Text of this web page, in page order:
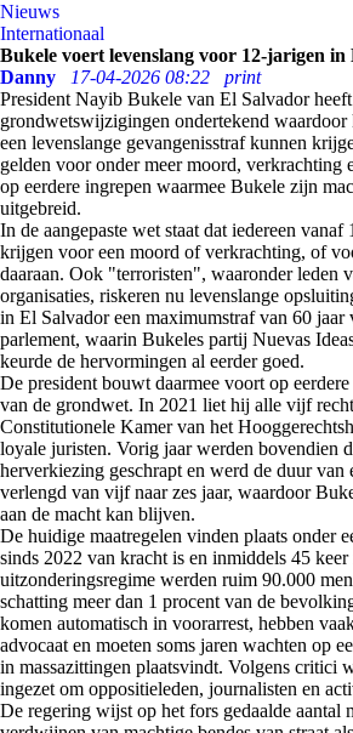
Nieuws
Internationaal
Bukele voert levenslang voor 12-jarigen in
Danny
17-04-2026 08:22
print
President Nayib Bukele van El Salvador heeft
grondwetswijzigingen ondertekend
een levenslange gevangenisstraf kunnen
gelden voor onder meer moord, verkrachting
op eerdere ingrepen waarmee Bukele zijn
uitgebreid.
In de aangepaste wet staat dat iedereen vanaf
krijgen voor een moord of verkrachting, of
daaraan. Ook "terroristen", waaronder leden
organisaties, riskeren nu levenslange
in El Salvador een maximumstraf van 60 jaar
parlement, waarin Bukeles partij Nuevas
keurde de hervormingen al eerder goed.
De president bouwt daarmee voort op
van de grondwet. In 2021 liet hij alle vijf
Constitutionele Kamer van het
loyale juristen. Vorig jaar werden bovendien
herverkiezing geschrapt en werd de duur van
verlengd van vijf naar zes jaar, waardoor
aan de macht kan blijven.
De huidige maatregelen vinden plaats onder
sinds 2022 van kracht is en inmiddels 45
uitzonderingsregime werden ruim 90.000
schatting meer dan 1 procent van de
komen automatisch in voorarrest, hebben
advocaat en moeten soms jaren wachten op
in massazittingen plaatsvindt. Volgens critici
ingezet om oppositieleden, journalisten en
De regering wijst op het fors gedaalde aantal